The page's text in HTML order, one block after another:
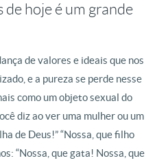
de hoje é um grande
de valores e ideais que nos
e a pureza se perde nesse
como um objeto sexual do
diz ao ver uma mulher ou um
de Deus!” “Nossa, que filho
“Nossa, que gata! Nossa, que